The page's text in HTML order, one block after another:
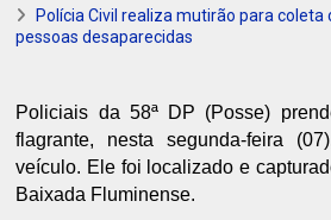
Polícia Civil realiza mutirão para coleta
pessoas desaparecidas
Policiais da 58ª DP (Posse)
flagrante, nesta segunda-feira
veículo. Ele foi localizado e
Baixada Fluminense.